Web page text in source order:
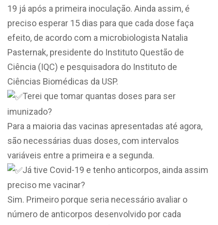
19 já após a primeira inoculação. Ainda assim, é
preciso esperar 15 dias para que cada dose faça
efeito, de acordo com a microbiologista Natalia
Pasternak, presidente do Instituto Questão de
Ciência (IQC) e pesquisadora do Instituto de
Ciências Biomédicas da USP.
Terei que tomar quantas doses para ser
imunizado?
Para a maioria das vacinas apresentadas até agora,
são necessárias duas doses, com intervalos
variáveis entre a primeira e a segunda.
Já tive Covid-19 e tenho anticorpos, ainda assim
preciso me vacinar?
Sim. Primeiro porque seria necessário avaliar o
número de anticorpos desenvolvido por cada